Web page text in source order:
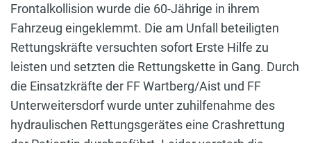
Frontalkollision wurde die 60-Jährige in ihrem
Fahrzeug eingeklemmt. Die am Unfall beteiligten
Rettungskräfte versuchten sofort Erste Hilfe zu
leisten und setzten die Rettungskette in Gang. Durch
die Einsatzkräfte der FF Wartberg/Aist und FF
Unterweitersdorf wurde unter zuhilfenahme des
hydraulischen Rettungsgerätes eine Crashrettung